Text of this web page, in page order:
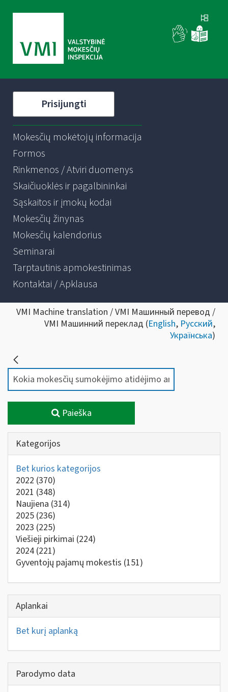
Prisijungti
Mokesčių mokėtojų informacija
Formos
Rinkmenos / Atviri duomenys
Skaičiuoklės ir pagalbininkai
Sąskaitos ir įmokų kodai
Mokesčių žinynas
Mokesčių kalendorius
Seminarai
Tarptautinis apmokestinimas
Kontaktai / Apklausa
VMI Machine translation / VMI Машинный перевод /
VMI Машинний переклад (English, Русский,
Українська)
Paieška
Kategorijos
Bet kurios kategorijos
2022 (370)
2021 (348)
Naujiena (314)
2025 (236)
2023 (225)
Viešieji pirkimai (224)
2024 (221)
Gyventojų pajamų mokestis (151)
Aplankai
Bet kurį aplanką
Parodymo data